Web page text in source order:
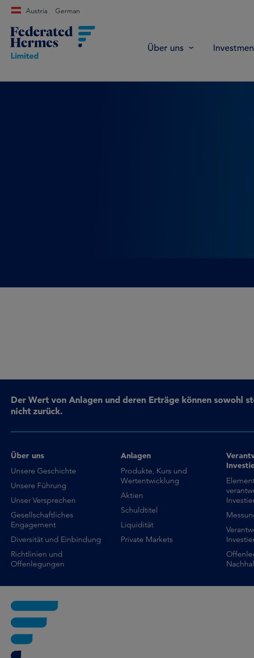
Austria German
Über uns
Der Wert von Anlagen und deren Erträge können sowohl
nicht zurück.
Über uns
Unsere Geschichte
Unsere Führung
Unser Versprechen
Gesellschaftliches
Engagement
Diversität und Einbindung
Richtlinien und
Offenlegungen
Anlagen
Produkte, Kurs und
Wertentwicklung
Aktien
Schuldtitel
Liquidität
Private Markets